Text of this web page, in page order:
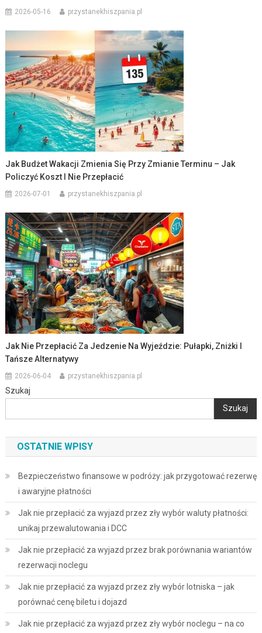
2026-05-16 przystanekhiszpania.pl
Jak Budżet Wakacji Zmienia Się Przy Zmianie Terminu – Jak
Policzyć Koszt I Nie Przepłacić
2026-07-01 przystanekhiszpania.pl
Jak Nie Przepłacić Za Jedzenie Na Wyjeździe: Pułapki, Zniżki I
Tańsze Alternatywy
2026-06-04 przystanekhiszpania.pl
Szukaj
Szukaj
OSTATNIE WPISY
Bezpieczeństwo finansowe w podróży: jak przygotować rezerwę
i awaryjne płatności
Jak nie przepłacić za wyjazd przez zły wybór waluty płatności:
unikaj przewalutowania i DCC
Jak nie przepłacić za wyjazd przez brak porównania wariantów
rezerwacji noclegu
Jak nie przepłacić za wyjazd przez zły wybór lotniska – jak
porównać cenę biletu i dojazd
Jak nie przepłacić za wyjazd przez zły wybór noclegu – na co